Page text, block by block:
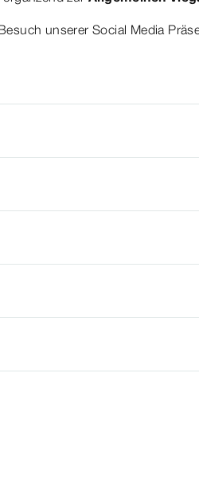
unserer Social Media